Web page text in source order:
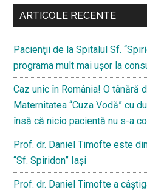
secundara
ARTICOLE RECENTE
Pacienţii de la Spitalul Sf.
programa mult mai uşor la
Caz unic în România! O tânără
Maternitatea “Cuza Vodă” cu
însă că nicio pacientă nu s-a
Prof. dr. Daniel Timofte este
“Sf. Spiridon” Iaşi
Prof. dr. Daniel Timofte a